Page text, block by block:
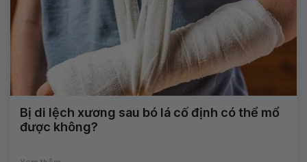
Bị di lệch xương sau bó lá cố định có thể mổ
được không?